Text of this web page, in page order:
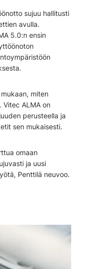
sujuu hallitusti
avulla.
5.0:n ensin
miten
Vitec ALMA on
perusteella ja
sen mukaisesti.
omaan
ja uusi
Penttilä neuvoo.